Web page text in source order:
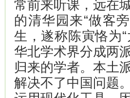
常前来听课，远在
的清华园来“做客
生，遂称陈寅恪为
华北学术界分成两
归来的学者。本土
解决不了中国问题